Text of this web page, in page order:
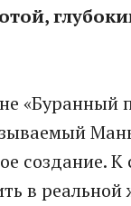
«Буранный
создание. К
в